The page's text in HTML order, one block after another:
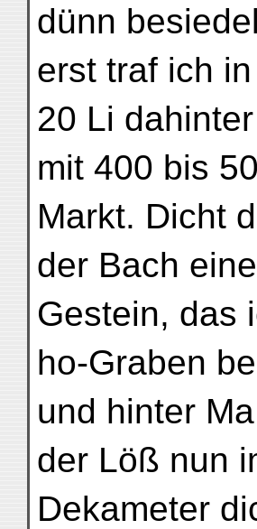
dünn
erst traf ich
20 Li
mit 400 bis
Markt. Dicht
der Bach
Gestein, das
ho-Graben
und hinter
der Löß nun
Dekameter